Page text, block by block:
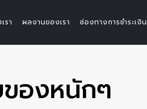
รา ผลงานของเรา ช่องทางการชำระเงิน
องหนักๆ